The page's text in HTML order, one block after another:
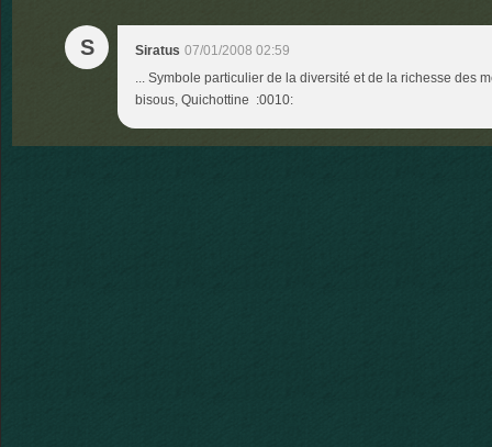
S Siratus 07/01/2008 02:59
... Symbole particulier de la diversité et de la richesse des
bisous, Quichottine :0010: